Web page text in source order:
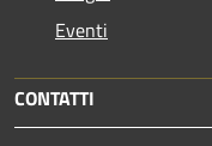
Eventi
CONTATTI